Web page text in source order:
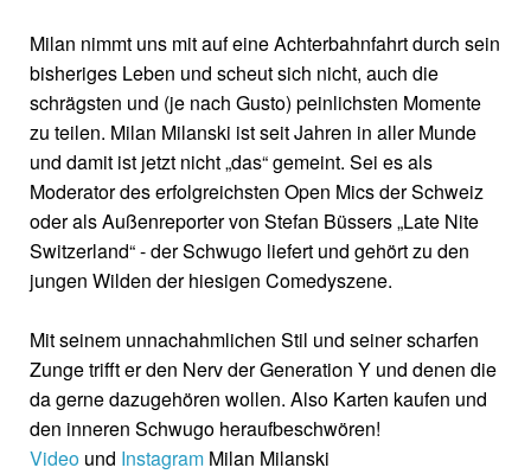
Milan nimmt uns mit auf eine Achterbahnfahrt durch sein
bisheriges Leben und scheut sich nicht, auch die
schrägsten und (je nach Gusto) peinlichsten Momente
zu teilen. Milan Milanski ist seit Jahren in aller Munde
und damit ist jetzt nicht „das“ gemeint. Sei es als
Moderator des erfolgreichsten Open Mics der Schweiz
oder als Außenreporter von Stefan Büssers „Late Nite
Switzerland“ - der Schwugo liefert und gehört zu den
jungen Wilden der hiesigen Comedyszene.
Mit seinem unnachahmlichen Stil und seiner scharfen
Zunge trifft er den Nerv der Generation Y und denen die
da gerne dazugehören wollen. Also Karten kaufen und
den inneren Schwugo heraufbeschwören!
Video und Instagram Milan Milanski